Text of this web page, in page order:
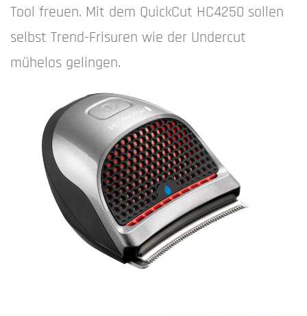
Tool freuen. Mit dem QuickCut HC4250 sollen
selbst Trend-Frisuren wie der Undercut
mühelos gelingen.